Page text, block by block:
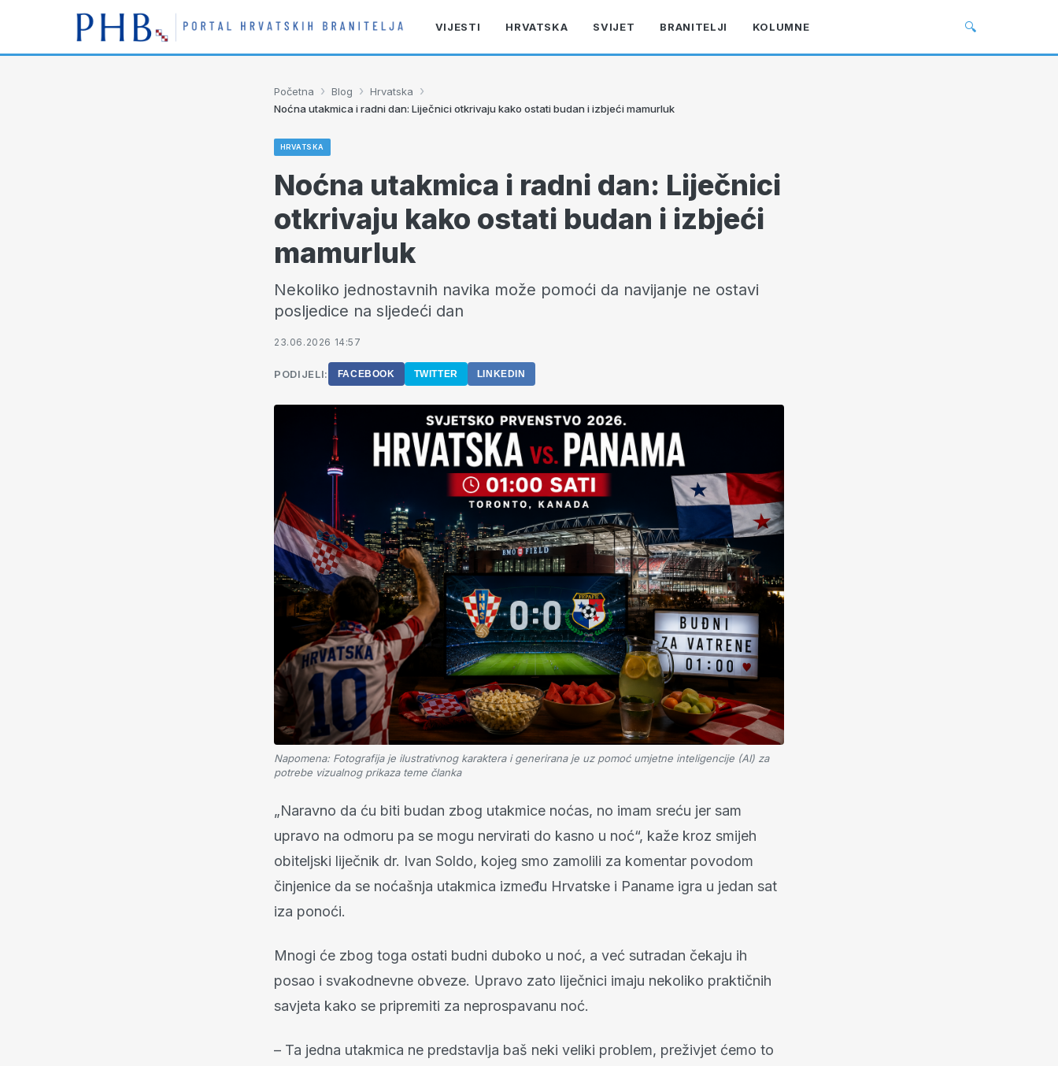
VIJESTI HRVATSKA SVIJET BRANITELJI KOLUMNE 🔍
Početna › Blog › Hrvatska ›
Noćna utakmica i radni dan: Liječnici otkrivaju kako ostati budan i izbjeći mamurluk
HRVATSKA
Noćna utakmica i radni dan: Liječnici
otkrivaju kako ostati budan i izbjeći
mamurluk
Nekoliko jednostavnih navika može pomoći da navijanje ne ostavi
posljedice na sljedeći dan
23.06.2026 14:57
PODIJELI: FACEBOOK TWITTER LINKEDIN
Napomena: Fotografija je ilustrativnog karaktera i generirana je uz pomoć umjetne inteligencije (AI) za
potrebe vizualnog prikaza teme članka
„Naravno da ću biti budan zbog utakmice noćas, no imam sreću jer sam
upravo na odmoru pa se mogu nervirati do kasno u noć“, kaže kroz smijeh
obiteljski liječnik dr. Ivan Soldo, kojeg smo zamolili za komentar povodom
činjenice da se noćašnja utakmica između Hrvatske i Paname igra u jedan sat
iza ponoći.
Mnogi će zbog toga ostati budni duboko u noć, a već sutradan čekaju ih
posao i svakodnevne obveze. Upravo zato liječnici imaju nekoliko praktičnih
savjeta kako se pripremiti za neprospavanu noć.
– Ta jedna utakmica ne predstavlja baš neki veliki problem, preživjet ćemo to